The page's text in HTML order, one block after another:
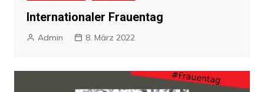
Internationaler Frauentag
Admin 8. März 2022